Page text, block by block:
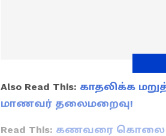
Also Read This: காதலிக்க
மாணவர் தலைமறைவு!
Read This: கணவரை கொலை